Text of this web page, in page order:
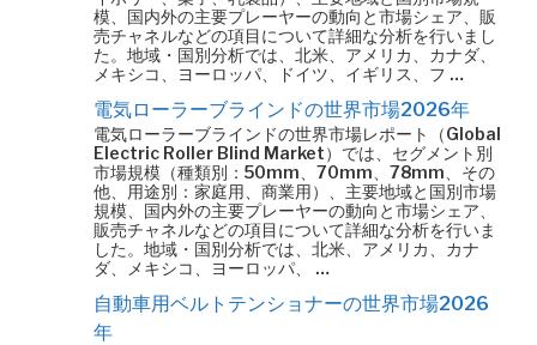
模、国内外の主要プレーヤーの動向と市場シェア、販
売チャネルなどの項目について詳細な分析を行いまし
た。地域・国別分析では、北米、アメリカ、カナダ、
メキシコ、ヨーロッパ、ドイツ、イギリス、フ …
電気ローラーブラインドの世界市場2026年
電気ローラーブラインドの世界市場レポート（Global
Electric Roller Blind Market）では、セグメント別
市場規模（種類別：50mm、70mm、78mm、その
他、用途別：家庭用、商業用）、主要地域と国別市場
規模、国内外の主要プレーヤーの動向と市場シェア、
販売チャネルなどの項目について詳細な分析を行いま
した。地域・国別分析では、北米、アメリカ、カナ
ダ、メキシコ、ヨーロッパ、 …
自動車用ベルトテンショナーの世界市場2026
年